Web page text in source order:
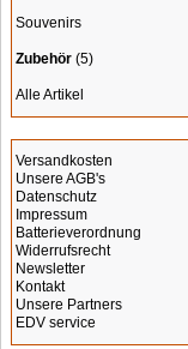
Souvenirs
Zubehör (5)
Alle Artikel
Versandkosten
Unsere AGB's
Datenschutz
Impressum
Batterieverordnung
Widerrufsrecht
Newsletter
Kontakt
Unsere Partners
EDV service